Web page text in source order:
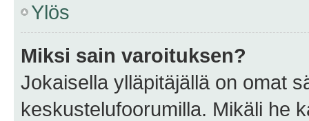
Ylös
Miksi sain varoituksen?
Jokaisella ylläpitäjällä on omat
keskustelufoorumilla. Mikäli he